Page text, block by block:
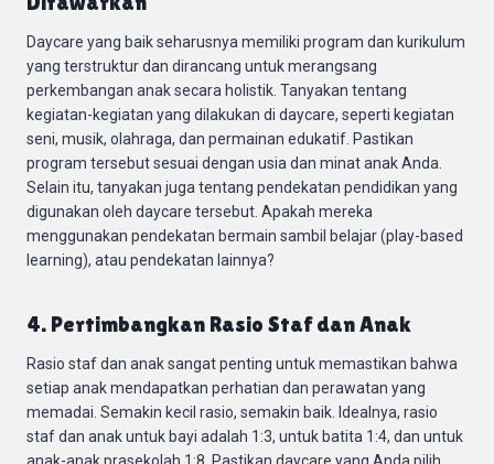
Daycare yang baik seharusnya memiliki program dan kurikulum
yang terstruktur dan dirancang untuk merangsang
perkembangan anak secara holistik. Tanyakan tentang
kegiatan-kegiatan yang dilakukan di daycare, seperti kegiatan
seni, musik, olahraga, dan permainan edukatif. Pastikan
program tersebut sesuai dengan usia dan minat anak Anda.
Selain itu, tanyakan juga tentang pendekatan pendidikan yang
digunakan oleh daycare tersebut. Apakah mereka
menggunakan pendekatan bermain sambil belajar (play-based
learning), atau pendekatan lainnya?
4. Pertimbangkan Rasio Staf dan Anak
Rasio staf dan anak sangat penting untuk memastikan bahwa
setiap anak mendapatkan perhatian dan perawatan yang
memadai. Semakin kecil rasio, semakin baik. Idealnya, rasio
staf dan anak untuk bayi adalah 1:3, untuk batita 1:4, dan untuk